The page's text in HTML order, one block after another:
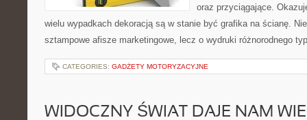
oraz przyciągające.
wielu wypadkach dekoracją są w stanie być grafika na ścianę.
sztampowe afisze marketingowe, lecz o wydruki różnorodnego
CATEGORIES: GADŻETY MOTORYZACYJNE
WIDOCZNY ŚWIAT DAJE NAM